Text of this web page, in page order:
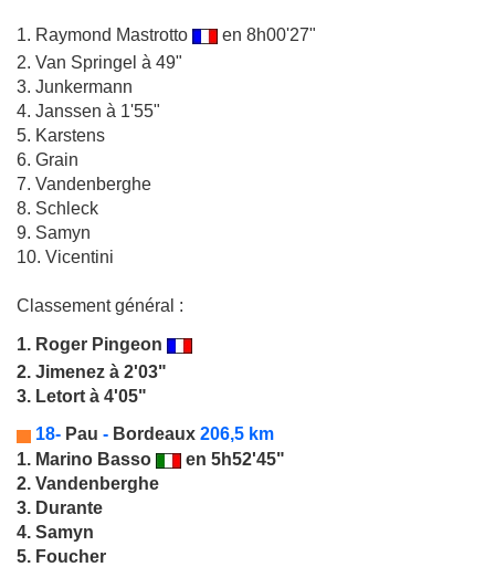
1. Raymond Mastrotto
en 8h00'27"
2. Van Springel à 49"
3. Junkermann
4. Janssen à 1'55"
5. Karstens
6. Grain
7. Vandenberghe
8. Schleck
9. Samyn
10. Vicentini
Classement général :
1. Roger Pingeon
2. Jimenez à 2'03"
3. Letort à 4'05"
18- Pau - Bordeaux 206,5 km
1. Marino Basso
en 5h52'45"
2. Vandenberghe
3. Durante
4. Samyn
5. Foucher